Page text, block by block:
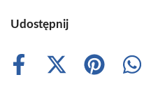
Udostępnij
Share
Share
Share